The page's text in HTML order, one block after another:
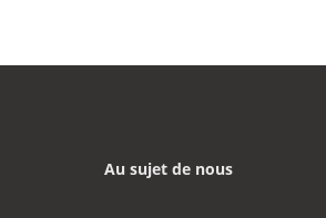
Au sujet de nous